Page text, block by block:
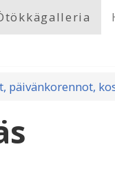
päivänkorennot,